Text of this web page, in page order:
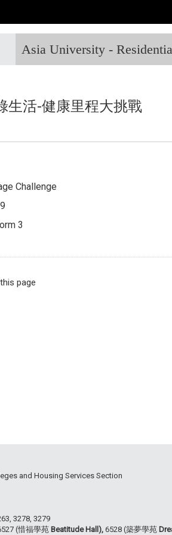
Asia University -
生活-健康里程大挑戰
Challenge
3
page
and Housing Services Section
3278, 3279
(惜福學苑 Beatitude Hall),6528 (築夢學苑